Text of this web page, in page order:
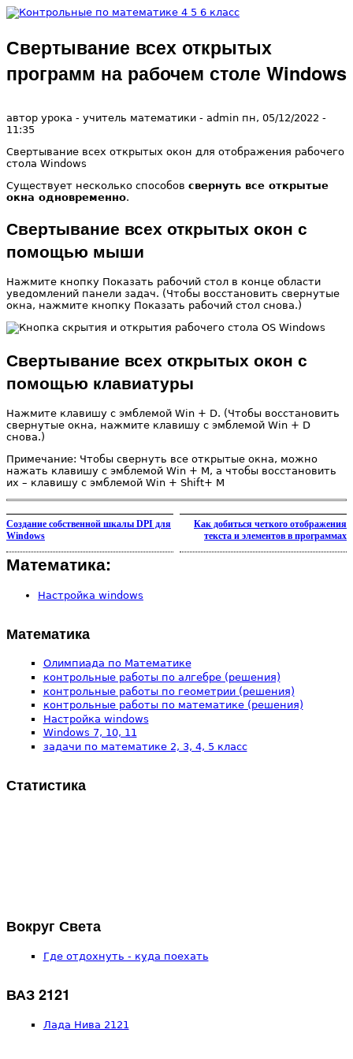
Перейти к основному содержанию
Контрольные
математике 4
5 6 класс
Свертывание всех открытых
программ на рабочем столе Windows
автор урока - учитель математики - admin пн, 05/12/2022 -
11:35
Свертывание всех открытых окон для отображения рабочего
стола Windows
Существует несколько способов свернуть все открытые
окна одновременно.
Свертывание всех открытых окон с
помощью мыши
Нажмите кнопку Показать рабочий стол в конце области
уведомлений панели задач. (Чтобы восстановить свернутые
окна, нажмите кнопку Показать рабочий стол снова.)
Свертывание всех открытых окон с
помощью клавиатуры
Нажмите клавишу с эмблемой Win + D. (Чтобы восстановить
свернутые окна, нажмите клавишу с эмблемой Win + D
снова.)
Примечание: Чтобы свернуть все открытые окна, можно
нажать клавишу с эмблемой Win + M, а чтобы восстановить
их – клавишу с эмблемой Win + Shift+ M
Создание собственной шкалы DPI для
Windows
Как добиться четкого отображения
текста и элементов в программах
Математика:
Настройка windows
Математика
Олимпиада по Математике
контрольные работы по алгебре (решения)
контрольные работы по геометрии (решения)
контрольные работы по математике (решения)
Настройка windows
Windows 7, 10, 11
задачи по математике 2, 3, 4, 5 класс
Статистика
Вокруг Света
Где отдохнуть - куда поехать
ВАЗ 2121
Лада Нива 2121